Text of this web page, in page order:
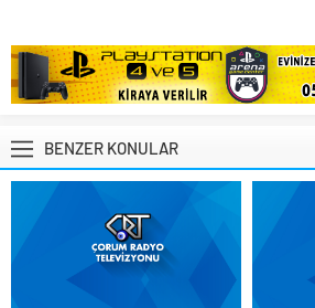
BENZER KONULAR